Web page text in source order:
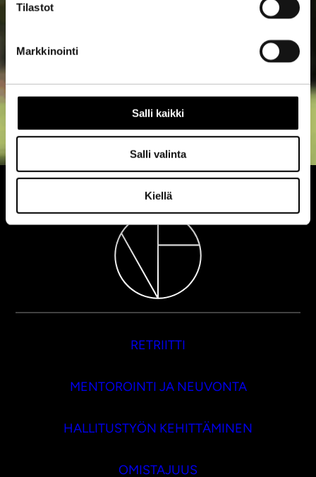
Tilastot
Markkinointi
Salli kaikki
Salli valinta
Kiellä
RETRIITTI
MENTOROINTI JA NEUVONTA
HALLITUSTYÖN KEHITTÄMINEN
OMISTAJUUS